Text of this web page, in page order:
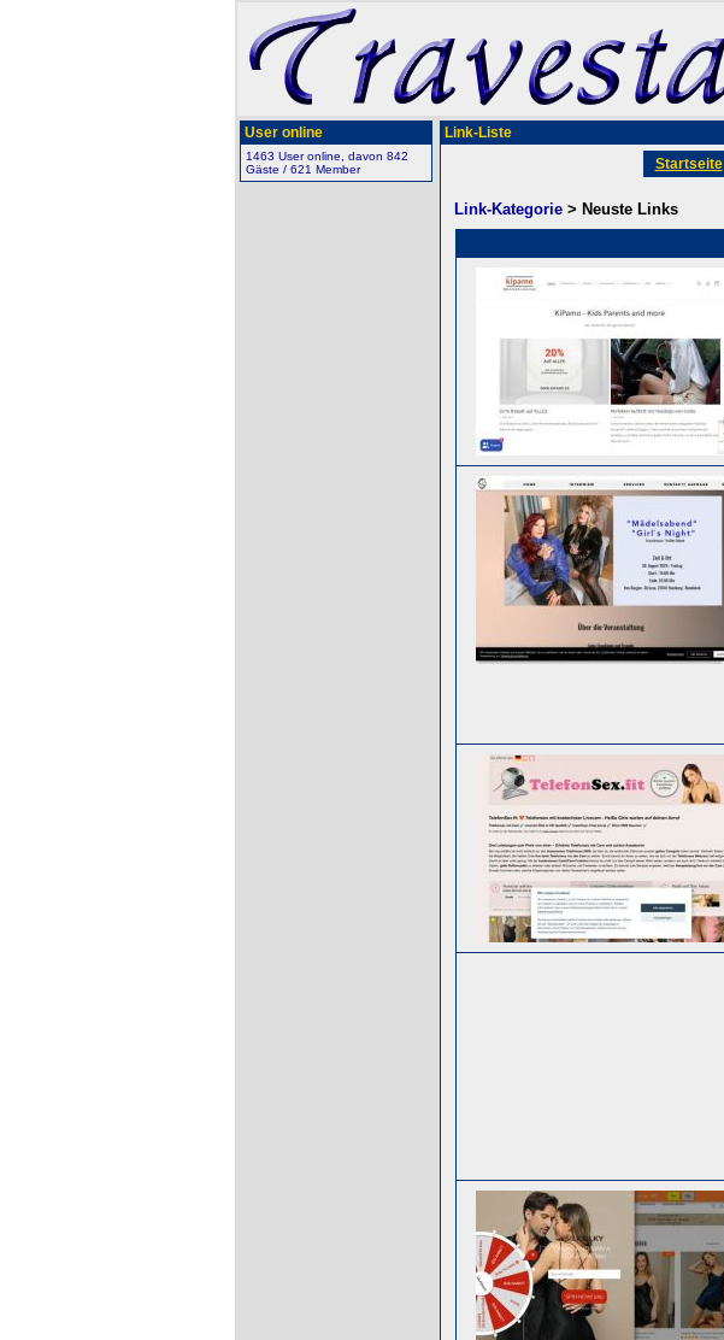
User online
1463 User online, davon 842
Gäste / 621 Member
Link-Liste
Startseite
Link-Kategorie> Neuste Links